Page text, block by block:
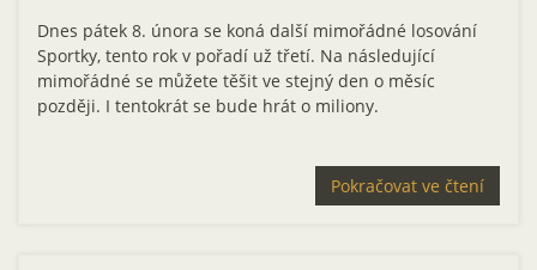
Dnes pátek 8. února se koná další mimořádné losování
Sportky, tento rok v pořadí už třetí. Na následující
mimořádné se můžete těšit ve stejný den o měsíc
později. I tentokrát se bude hrát o miliony.
Pokračovat ve čtení